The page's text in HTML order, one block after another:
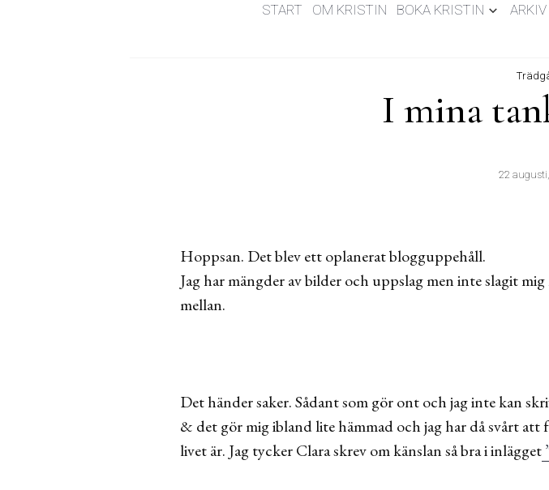
START OM KRISTIN BOKA KRISTIN ARKIV
I mina
22
Hoppsan. Det blev ett oplanerat blogguppehåll.
Jag har mängder av bilder och uppslag men inte slagit
mellan.
Det händer saker. Sådant som gör ont och jag inte kan
& det gör mig ibland lite hämmad och jag har då svårt
livet är. Jag tycker Clara skrev om känslan så bra i inlägget